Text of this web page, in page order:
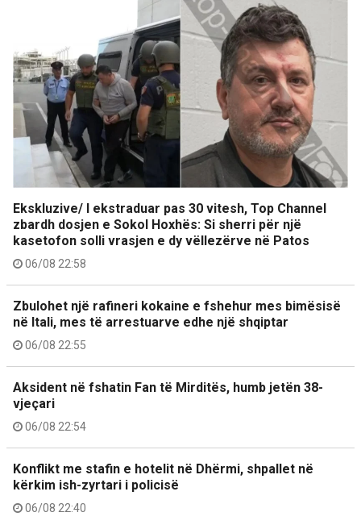
Ekskluzive/ I ekstraduar pas 30 vitesh, Top Channel
zbardh dosjen e Sokol Hoxhës: Si sherri për një
kasetofon solli vrasjen e dy vëllezërve në Patos
06/08 22:58
Zbulohet një rafineri kokaine e fshehur mes bimësisë
në Itali, mes të arrestuarve edhe një shqiptar
06/08 22:55
Aksident në fshatin Fan të Mirditës, humb jetën 38-
vjeçari
06/08 22:54
Konflikt me stafin e hotelit në Dhërmi, shpallet në
kërkim ish-zyrtari i policisë
06/08 22:40